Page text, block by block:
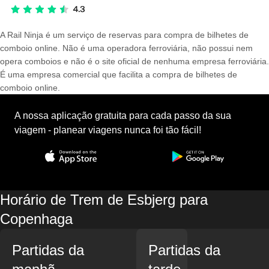
A Rail Ninja é um serviço de reservas para compra de bilhetes de
comboio online. Não é uma operadora ferroviária, não possui nem
opera comboios e não é o site oficial de nenhuma empresa ferroviária.
É uma empresa comercial que facilita a compra de bilhetes de
comboio online.
A nossa aplicação gratuita para cada passo da sua
viagem - planear viagens nunca foi tão fácil!
Horário de Trem de Esbjerg para
Copenhaga
Partidas da
Partidas da